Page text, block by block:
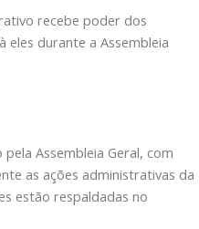
recebe poder dos
eles durante a Assembleia
Assembleia Geral, com
as ações administrativas da
estão respaldadas no